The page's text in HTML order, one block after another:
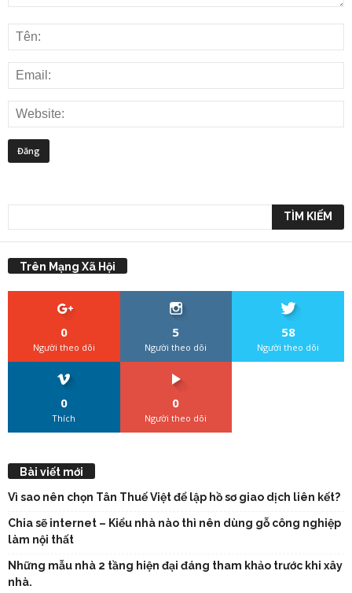
Trên Mạng Xã Hội
0
Người theo dõi
5
Người theo dõi
58
Người theo dõi
0
Thích
0
Người theo dõi
Bài viết mới
Vì sao nên chọn Tân Thuế Việt để lập hồ sơ giao dịch liên kết?
Chia sẽ internet – Kiểu nhà nào thì nên dùng gỗ công nghiệp
làm nội thất
Những mẫu nhà 2 tầng hiện đại đáng tham khảo trước khi xây
nhà.